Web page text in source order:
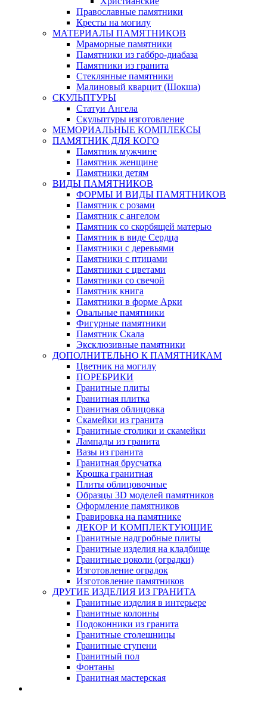
Православные памятники
Кресты на могилу
МАТЕРИАЛЫ ПАМЯТНИКОВ
Мраморные памятники
Памятники из габбро-диабаза
Памятники из гранита
Стеклянные памятники
Малиновый кварцит (Шокша)
СКУЛЬПТУРЫ
Статуи Ангела
Скульптуры изготовление
МЕМОРИАЛЬНЫЕ КОМПЛЕКСЫ
ПАМЯТНИК ДЛЯ КОГО
Памятник мужчине
Памятник женщине
Памятники детям
ВИДЫ ПАМЯТНИКОВ
ФОРМЫ И ВИДЫ ПАМЯТНИКОВ
Памятник с розами
Памятник с ангелом
Памятник со скорбящей матерью
Памятник в виде Сердца
Памятники с деревьями
Памятники с птицами
Памятники с цветами
Памятники со свечой
Памятник книга
Памятники в форме Арки
Овальные памятники
Фигурные памятники
Памятник Скала
Эксклюзивные памятники
ДОПОЛНИТЕЛЬНО К ПАМЯТНИКАМ
Цветник на могилу
ПОРЕБРИКИ
Гранитные плиты
Гранитная плитка
Гранитная облицовка
Скамейки из гранита
Гранитные столики и скамейки
Лампады из гранита
Вазы из гранита
Гранитная брусчатка
Крошка гранитная
Плиты облицовочные
Образцы 3D моделей памятников
Оформление памятников
Гравировка на памятнике
ДЕКОР И КОМПЛЕКТУЮЩИЕ
Гранитные надгробные плиты
Гранитные изделия на кладбище
Гранитные цоколи (оградки)
Изготовление оградок
Изготовление памятников
ДРУГИЕ ИЗДЕЛИЯ ИЗ ГРАНИТА
Гранитные изделия в интерьере
Гранитные колонны
Подоконники из гранита
Гранитные столешницы
Гранитные ступени
Гранитный пол
Фонтаны
Гранитная мастерская